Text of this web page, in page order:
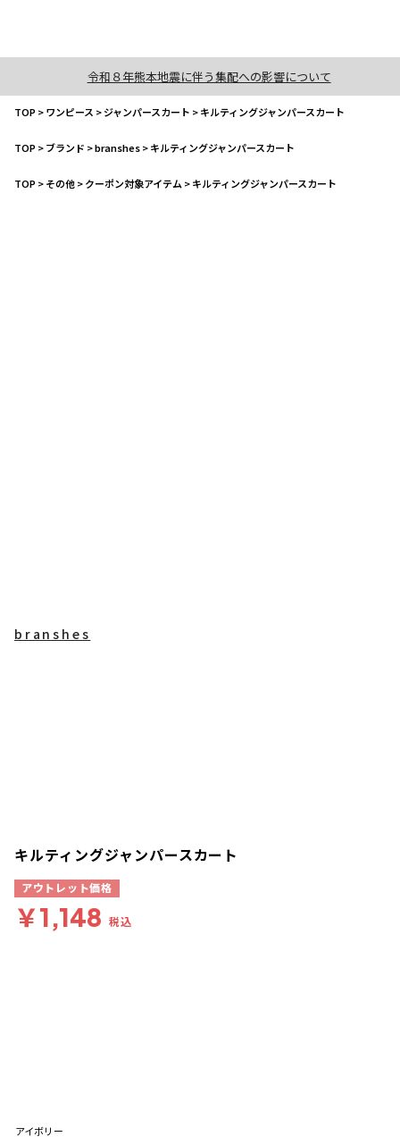
令和８年熊本地震に伴う集配への影響について
TOP>ワンピース >ジャンパースカート >キルティングジャンパースカート
TOP>ブランド >branshes>キルティングジャンパースカート
TOP>その他>クーポン対象アイテム >キルティングジャンパースカート
アイボリー
branshes
キルティングジャンパースカート
アウトレット価格
￥1,148 税込